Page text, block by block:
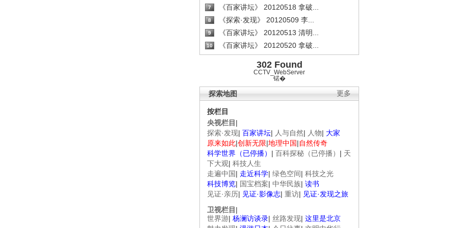
7 《百家讲坛》 20120518 拿破...
8 《探索·发现》 20120509 李...
9 《百家讲坛》 20120513 清明...
10 《百家讲坛》 20120520 拿破...
302 Found
CCTV_WebServer
锘�
更多
探索地图
按栏目
央视栏目 |
探索·发现| 百家讲坛| 人与自然| 人物| 大家
原来如此|创新无限|地理中国|自然传奇
科学世界（已停播） | 百科探秘（已停播） | 天
下大观| 科技人生
走遍中国| 走近科学| 绿色空间| 科技之光
科技博览| 国宝档案| 中华民族| 读书
见证·亲历| 见证·影像志| 重访| 见证·发现之旅
卫视栏目 |
世界游| 杨澜访谈录| 丝路发现| 这里是北京